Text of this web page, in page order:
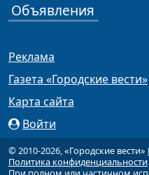
Объявления
Реклама
Газета «Городские вести»
Карта сайта
Войти
© 2010-2026, «Городские вести»
Политика конфиденциальности